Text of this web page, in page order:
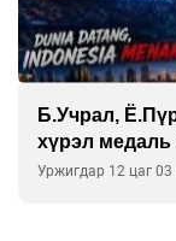
Б.Учрал,
хүрэл медаль
Уржигдар 12 цаг